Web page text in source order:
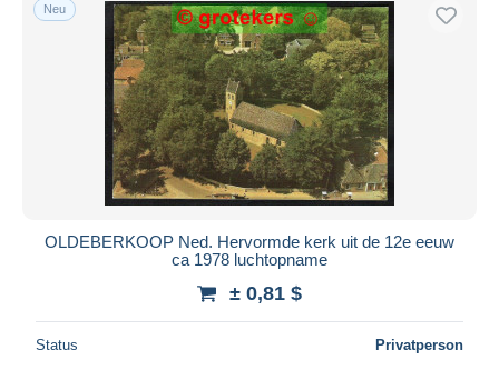
Neu
OLDEBERKOOP Ned. Hervormde kerk uit de 12e eeuw
ca 1978 luchtopname
± 0,81 $
Status Privatperson